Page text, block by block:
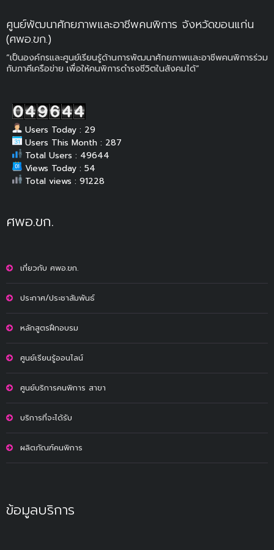
ศูนย์พัฒนาศักยภาพและอาชีพคนพิการ จังหวัดขอนแก่น
(ศพอ.ขก.)
“เป็นองค์กรและศูนย์เรียนรู้ด้านการพัฒนาศักยภาพและอาชีพคนพิการร่วม
กับภาคีเครือข่าย เพื่อให้คนพิการดำรงชีวิตในสังคมได้”
Users Today : 29
Users This Month : 287
Total Users : 49644
Views Today : 54
Total views : 91228
ศพอ.ขก.
เกี่ยวกับ ศพอ.ขก.
ประกาศ/ประชาสัมพันธ์
หลักสูตรฝึกอบรม
ศูนย์เรียนรู้ออนไลน์
ศูนย์บริการคนพิการ สาขา
บริการที่จะได้รับ
ผลิตภัณฑ์คนพิการ
ข้อมูลบริการ